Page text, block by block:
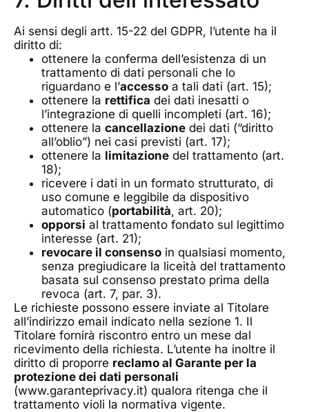
Ai sensi degli artt. 15-22 del GDPR, l’utente ha il
diritto di:
ottenere la conferma dell’esistenza di un
trattamento di dati personali che lo
riguardano e l’accesso a tali dati (art. 15);
ottenere la rettifica dei dati inesatti o
l’integrazione di quelli incompleti (art. 16);
ottenere la cancellazione dei dati (“diritto
all’oblio”) nei casi previsti (art. 17);
ottenere la limitazione del trattamento (art.
18);
ricevere i dati in un formato strutturato, di
uso comune e leggibile da dispositivo
automatico (portabilità, art. 20);
opporsi al trattamento fondato sul legittimo
interesse (art. 21);
revocare il consenso in qualsiasi momento,
senza pregiudicare la liceità del trattamento
basata sul consenso prestato prima della
revoca (art. 7, par. 3).
Le richieste possono essere inviate al Titolare
all’indirizzo email indicato nella sezione 1. Il
Titolare fornirà riscontro entro un mese dal
ricevimento della richiesta. L’utente ha inoltre il
diritto di proporre reclamo al Garante per la
protezione dei dati personali
(www.garanteprivacy.it) qualora ritenga che il
trattamento violi la normativa vigente.